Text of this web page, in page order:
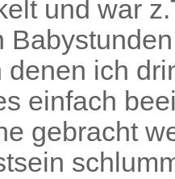
und war
denen ich
einfach
gebracht